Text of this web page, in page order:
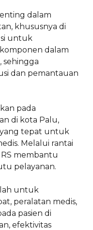
dalam
khususnya di
untuk
dalam
sehingga
dan pemantauan
pada
di kota Palu,
tepat untuk
Melalui rantai
RS membantu
pelayanan.
untuk
peralatan medis,
pasien di
efektivitas